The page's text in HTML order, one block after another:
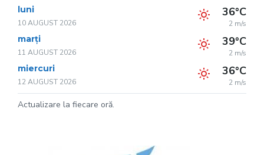
luni
10 AUGUST 2026
36°C
2 m/s
marți
11 AUGUST 2026
39°C
2 m/s
miercuri
12 AUGUST 2026
36°C
2 m/s
Actualizare la fiecare oră.